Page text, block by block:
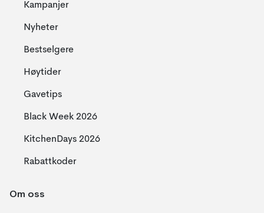
Kampanjer
Nyheter
Bestselgere
Høytider
Gavetips
Black Week 2026
KitchenDays 2026
Rabattkoder
Om oss